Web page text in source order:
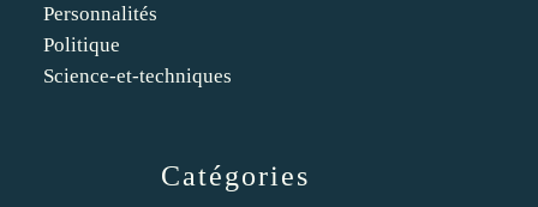
Catégories
Personnalités
Politique
Science-et-techniques